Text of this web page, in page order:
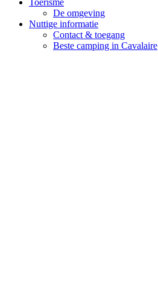
Toerisme
De omgeving
Nuttige informatie
Contact & toegang
Beste camping in Cavalaire